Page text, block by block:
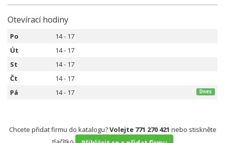
Otevírací hodiny
Po
14 - 17
Út
14 - 17
St
14 - 17
Čt
14 - 17
Pá
14 - 17 Dnes
Chcete přidat firmu do katalogu?Volejte 771 270 421 nebo stiskněte